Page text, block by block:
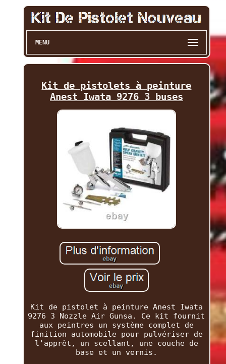
MENU
Kit de pistolets à peinture
Anest Iwata 9276 3 buses
Kit de pistolet à peinture Anest Iwata
9276 3 Nozzle Air Gunsa. Ce kit fournit
aux peintres un système complet de
finition automobile pour pulvériser de
l'apprêt, un scellant, une couche de
base et un vernis.